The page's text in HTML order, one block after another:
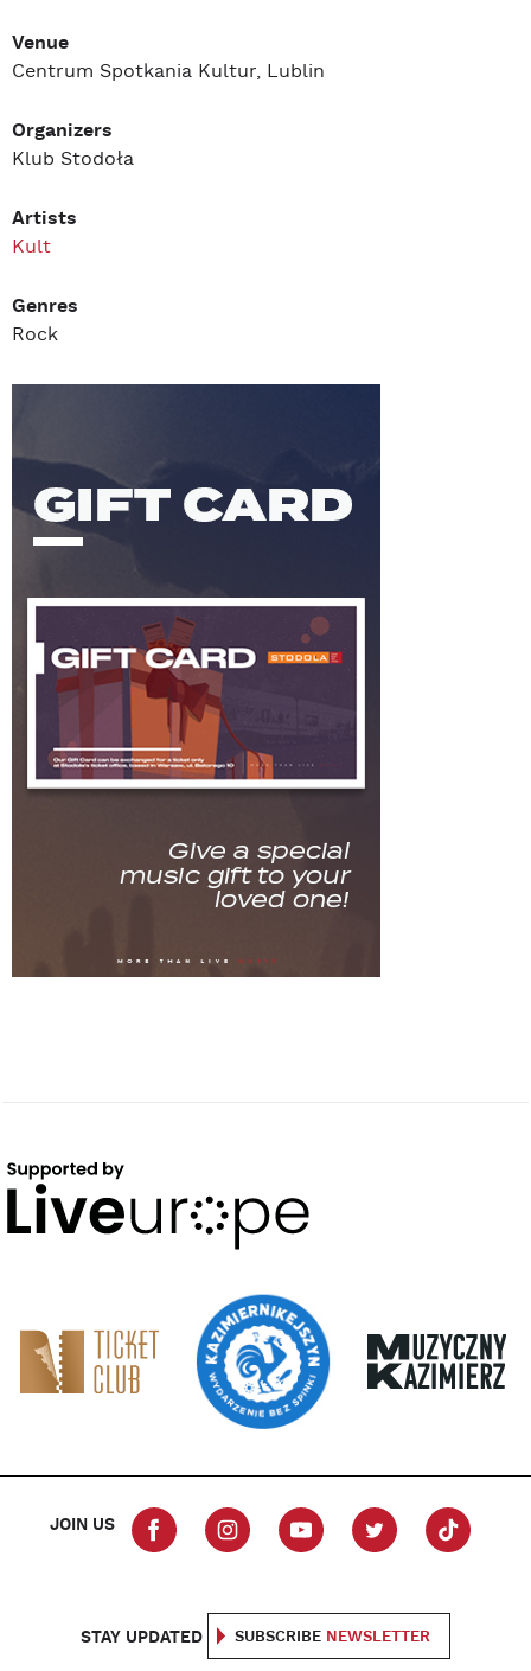
Venue
Centrum Spotkania Kultur, Lublin
Organizers
Klub Stodoła
Artists
Kult
Genres
Rock
JOIN US
STAY UPDATED SUBSCRIBE NEWSLETTER